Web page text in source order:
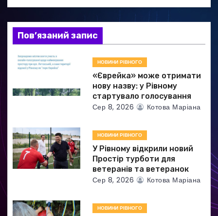
а
п
и
і
Пов’язаний запис
НОВИНИ РІВНОГО
«Єврейка» може отримати
нову назву: у Рівному
стартувало голосування
Сер 8, 2026 Котова Маріана
НОВИНИ РІВНОГО
У Рівному відкрили новий
Простір турботи для
ветеранів та ветеранок
Сер 8, 2026 Котова Маріана
НОВИНИ РІВНОГО